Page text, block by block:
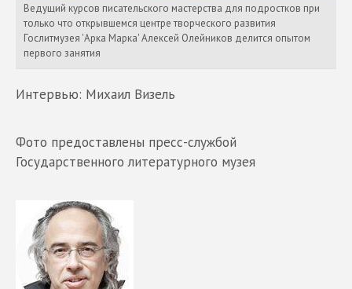
Ведущий курсов писательского мастерства для подростков при
только что открывшемся центре творческого развития
Гослитмузея 'Арка Марка' Алексей Олейников делится опытом
первого занятия
Интервью: Михаил Визель
Фото предоставлены пресс-службой
Государственного литературного музея